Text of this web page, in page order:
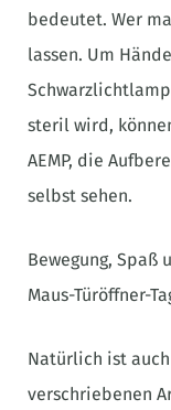
bedeutet. Wer
lassen. Um
steril wird,
AEMP, die
selbst sehen.
Bewegung, Spaß
Maus-Türöffner-
Natürlich ist
verschriebenen